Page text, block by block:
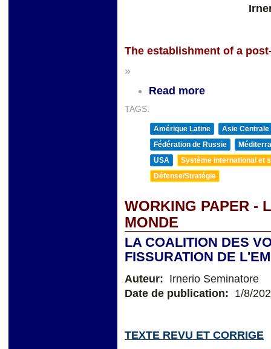
The establishment of a
»
Read more
TAGS:
Amérique Latine
Asie Centrale
Fédération de Russie
USA
Système international et
Défense/Stratégie
WORKING PAPER -
MONDE
LA COALITION DES
FISSURATION DE
Auteur: Irnerio Seminatore
Date de publication: 1/8/
TEXTE REVU ET CORRIGE